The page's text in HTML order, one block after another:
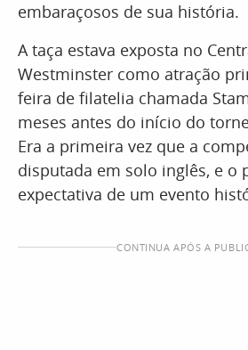
embaraçosos de sua história.
A taça estava exposta no
Westminster como atração
feira de filatelia chamada
meses antes do início do
Era a primeira vez que a
disputada em solo inglês, e o
expectativa de um evento
CONTINUA APÓS A